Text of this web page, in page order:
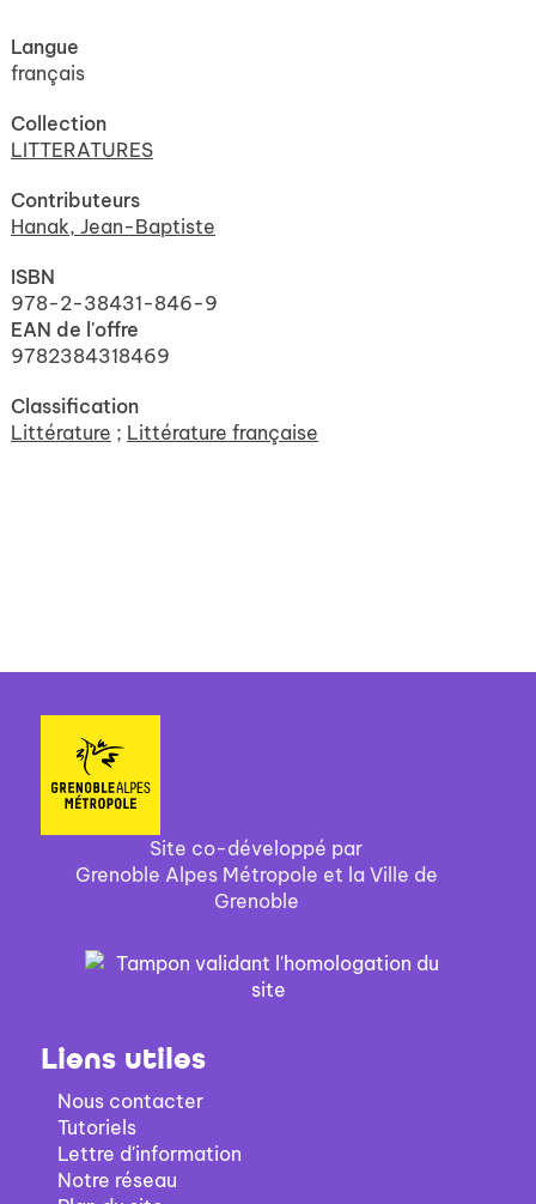
Langue
français
Collection
LITTERATURES
Contributeurs
Hanak, Jean-Baptiste
ISBN
978-2-38431-846-9
EAN de l'offre
9782384318469
Classification
Littérature ; Littérature française
Site co-développé par
Grenoble Alpes Métropole et la Ville de
Grenoble
Liens utiles
Nous contacter
Tutoriels
Lettre d'information
Notre réseau